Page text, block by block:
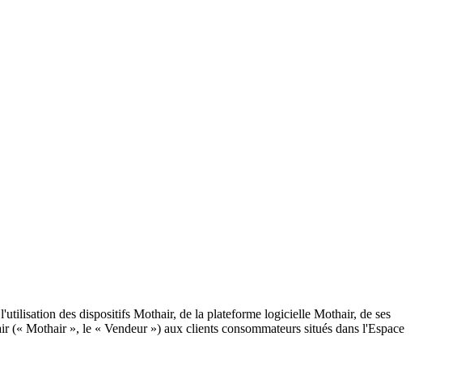
des dispositifs Mothair, de la plateforme logicielle Mothair, de ses
(« Mothair », le « Vendeur ») aux clients consommateurs situés dans l'Espace